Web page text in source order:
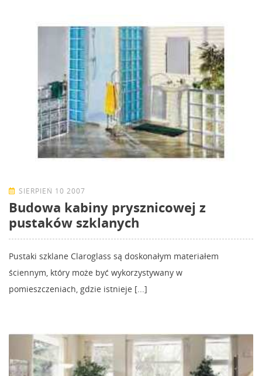
SIERPIEŃ 10 2007
Budowa kabiny prysznicowej z
pustaków szklanych
Pustaki szklane Claroglass są doskonałym materiałem
ściennym, który może być wykorzystywany w
pomieszczeniach, gdzie istnieje [...]